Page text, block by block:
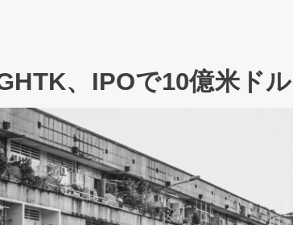
、IPOで10億米ド